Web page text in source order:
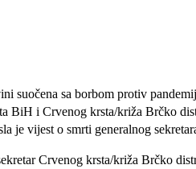
suočena sa borbom protiv
BiH i Crvenog krsta/križa Brčko
je vijest o smrti generalnog
Crvenog krsta/križa Brčko